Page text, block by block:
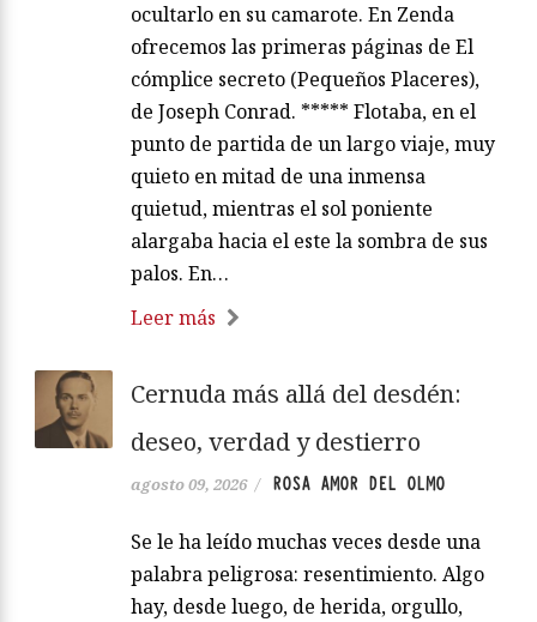
ocultarlo en su camarote. En Zenda
ofrecemos las primeras páginas de El
cómplice secreto (Pequeños Placeres),
de Joseph Conrad. ***** Flotaba, en el
punto de partida de un largo viaje, muy
quieto en mitad de una inmensa
quietud, mientras el sol poniente
alargaba hacia el este la sombra de sus
palos. En…
Leer más
Cernuda más allá del desdén:
deseo, verdad y destierro
agosto 09, 2026 / ROSA AMOR DEL OLMO
Se le ha leído muchas veces desde una
palabra peligrosa: resentimiento. Algo
hay, desde luego, de herida, orgullo,